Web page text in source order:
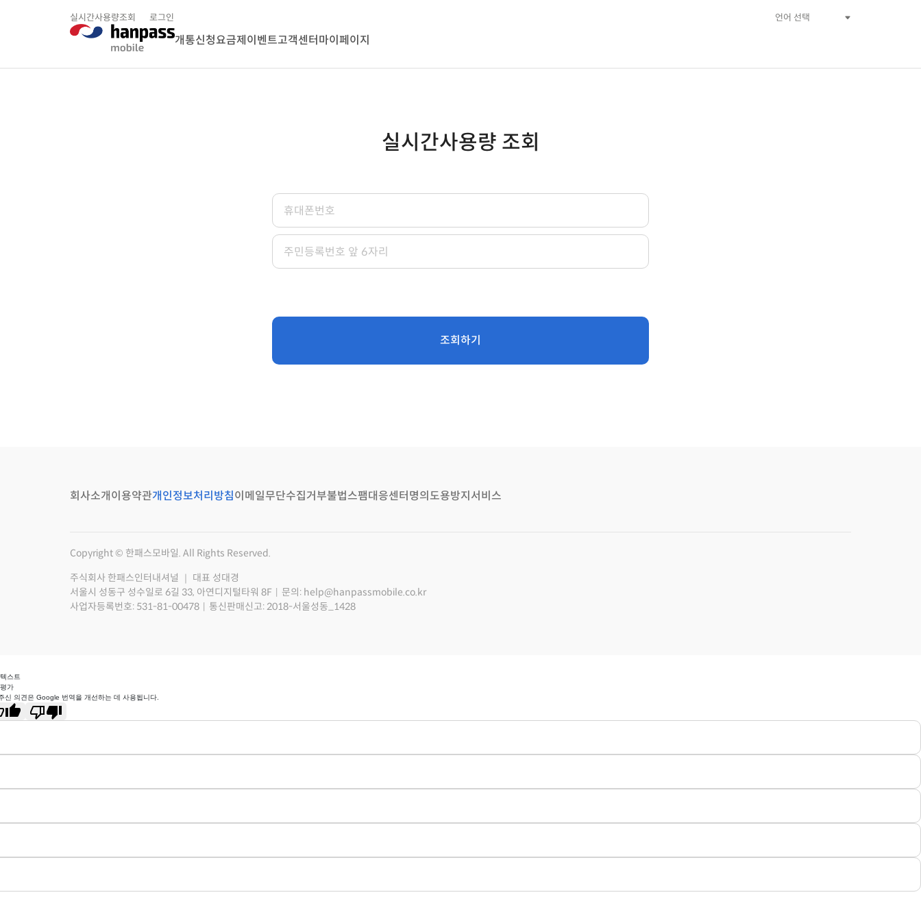
실시간사용량조회 로그인
개통신청요금제 이벤트고객센터마이페이지
실시간사용량 조회
조회하기
회사소개이용약관개인정보처리방침이메일무단수집거부불법스팸대응센터 명의도용방지서비스
Copyright © 한패스모바일. All Rights Reserved.
주식회사 한패스인터내셔널 ｜ 대표 성대경
서울시 성동구 성수일로 6길 33, 아연디지털타워 8F
문의: help@hanpassmobile.co.kr
사업자등록번호: 531-81-00478
통신판매신고: 2018-서울성동_1428
스트
가
신 의견은 Google 번역을 개선하는 데 사용됩니다.